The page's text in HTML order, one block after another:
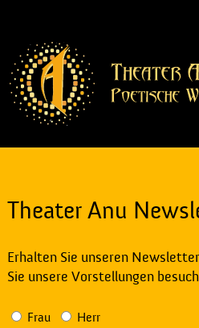
Theater Anu
Erhalten Sie unseren
Sie unsere Vorstellungen
Frau Herr